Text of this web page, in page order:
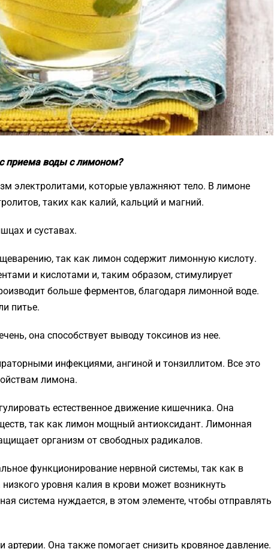
приема воды с лимоном?
электролитами, которые увлажняют тело. В лимоне
таких как калий, кальций и магний.
и суставах.
так как лимон содержит лимонную кислоту.
и кислотами и, таким образом, стимулирует
больше ферментов, благодаря лимонной воде.
питье.
она способствует выводу токсинов из нее.
инфекциями, ангиной и тонзиллитом. Все это
лимона.
естественное движение кишечника. Она
так как лимон мощный антиоксидант. Лимонная
организм от свободных радикалов.
функционирование нервной системы, так как в
уровня калия в крови может возникнуть
система нуждается, в этом элементе, чтобы отправлять
артерии. Она также помогает снизить кровяное давление.